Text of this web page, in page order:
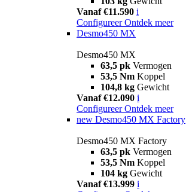
Vanaf €11.590 i
Configureer Ontdek meer
Desmo450 MX
Desmo450 MX
63,5 pk Vermogen
53,5 Nm Koppel
104,8 kg Gewicht
Vanaf €12.090 i
Configureer Ontdek meer
new Desmo450 MX Factory
Desmo450 MX Factory
63,5 pk Vermogen
53,5 Nm Koppel
104 kg Gewicht
Vanaf €13.999 i